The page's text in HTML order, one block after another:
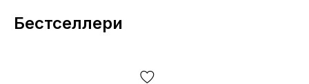
Бестселлери